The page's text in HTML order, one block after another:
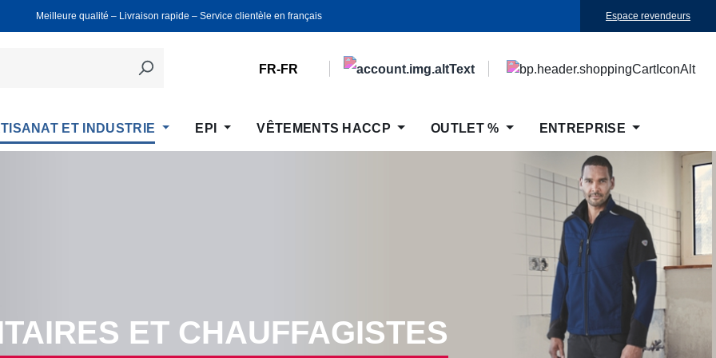
Meilleure qualité ‒ Livraison rapide ‒ Service clientèle en français Espace revendeurs
FR-FR
ET INDUSTRIE EPI VÊTEMENTS HACCP OUTLET % ENTREPRISE
ET CHAUFFAGISTES